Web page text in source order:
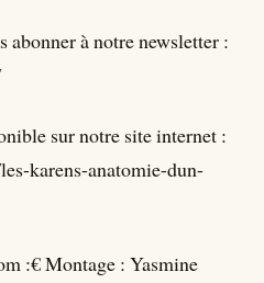
abonner à notre newsletter :
sur notre site internet :
karens-anatomie-dun-
:€ Montage : Yasmine